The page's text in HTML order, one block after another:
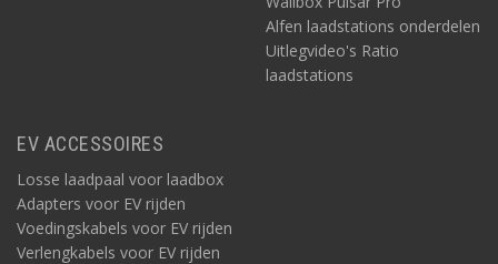
Alfen laadstations onderdelen
Uitlegvideo's Ratio
laadstations
EV ACCESSOIRES
Losse laadpaal voor laadbox
Adapters voor EV rijden
Voedingskabels voor EV rijden
Verlengkabels voor EV rijden